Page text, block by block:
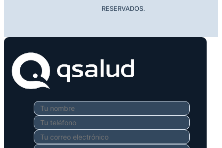
RESERVADOS.